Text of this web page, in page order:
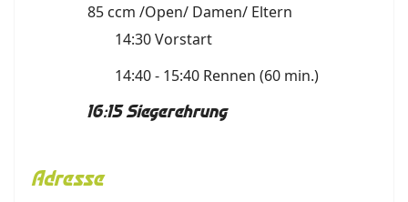
85 ccm /Open/ Damen/ Eltern
14:30 Vorstart
14:40 - 15:40 Rennen (60 min.)
16:15 Siegerehrung
Adresse